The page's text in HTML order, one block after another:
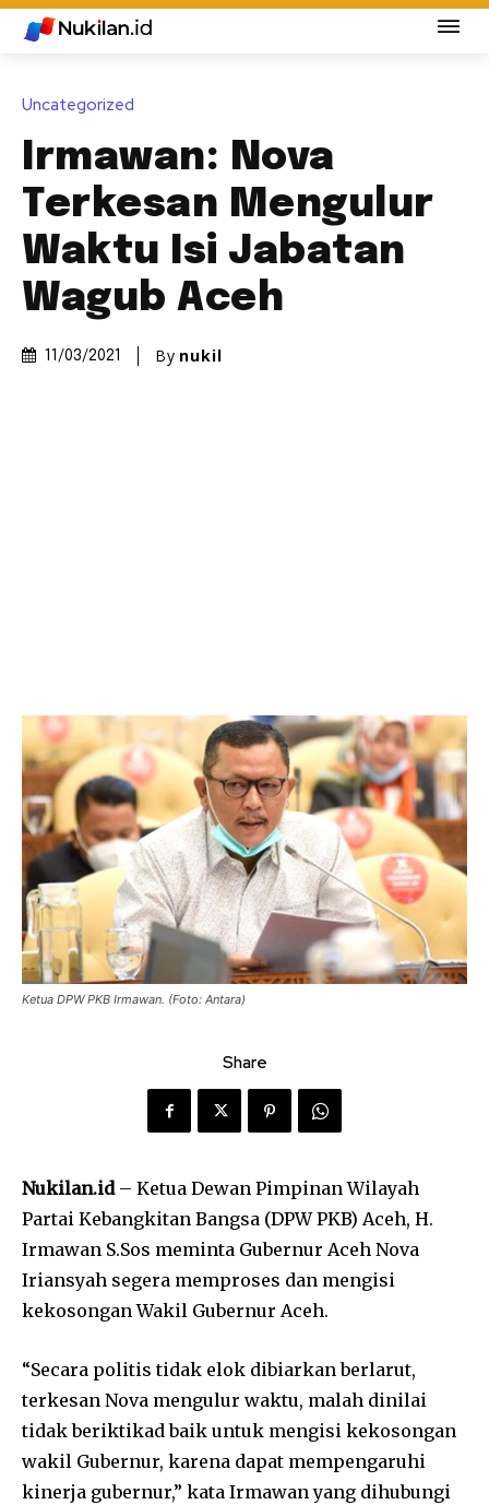
Uncategorized
Irmawan: Nova
Terkesan Mengulur
Waktu Isi Jabatan
Wagub Aceh
11/03/2021 By nukil
Ketua DPW PKB Irmawan. (Foto: Antara)
Share
Nukilan.id– Ketua Dewan Pimpinan Wilayah
Partai Kebangkitan Bangsa (DPW PKB) Aceh, H.
Irmawan S.Sos meminta Gubernur Aceh Nova
Iriansyah segera memproses dan mengisi
kekosongan Wakil Gubernur Aceh.
“Secara politis tidak elok dibiarkan berlarut,
terkesan Nova mengulur waktu, malah dinilai
tidak beriktikad baik untuk mengisi kekosongan
wakil Gubernur, karena dapat mempengaruhi
kinerja gubernur,” kata Irmawan yang dihubungi